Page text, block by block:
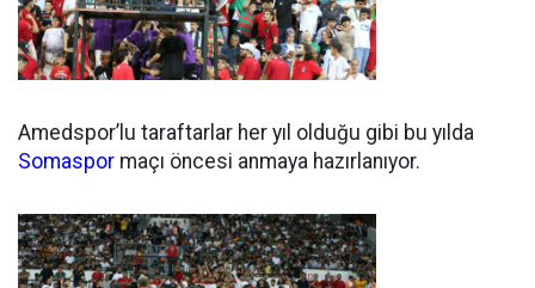
Amedspor’lu taraftarlar her yıl olduğu gibi bu yılda
Somaspor maçı öncesi anmaya hazırlanıyor.